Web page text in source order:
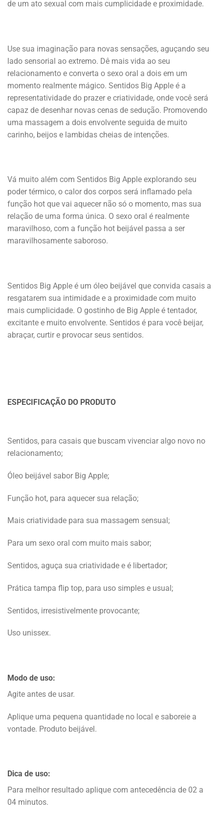
de um ato sexual com mais cumplicidade e proximidade.
Use sua imaginação para novas sensações, aguçando seu
lado sensorial ao extremo. Dê mais vida ao seu
relacionamento e converta o sexo oral a dois em um
momento realmente mágico. Sentidos Big Apple é a
representatividade do prazer e criatividade, onde você será
capaz de desenhar novas cenas de sedução. Promovendo
uma massagem a dois envolvente seguida de muito
carinho, beijos e lambidas cheias de intenções.
Vá muito além com Sentidos Big Apple explorando seu
poder térmico, o calor dos corpos será inflamado pela
função hot que vai aquecer não só o momento, mas sua
relação de uma forma única. O sexo oral é realmente
maravilhoso, com a função hot beijável passa a ser
maravilhosamente saboroso.
Sentidos Big Apple é um óleo beijável que convida casais a
resgatarem sua intimidade e a proximidade com muito
mais cumplicidade. O gostinho de Big Apple é tentador,
excitante e muito envolvente. Sentidos é para você beijar,
abraçar, curtir e provocar seus sentidos.
ESPECIFICAÇÃO DO PRODUTO
Sentidos, para casais que buscam vivenciar algo novo no
relacionamento;
Óleo beijável sabor Big Apple;
Função hot, para aquecer sua relação;
Mais criatividade para sua massagem sensual;
Para um sexo oral com muito mais sabor;
Sentidos, aguça sua criatividade e é libertador;
Prática tampa flip top, para uso simples e usual;
Sentidos, irresistivelmente provocante;
Uso unissex.
Modo de uso:
Agite antes de usar.
Aplique uma pequena quantidade no local e saboreie a
vontade. Produto beijável.
Dica de uso:
Para melhor resultado aplique com antecedência de 02 a
04 minutos.